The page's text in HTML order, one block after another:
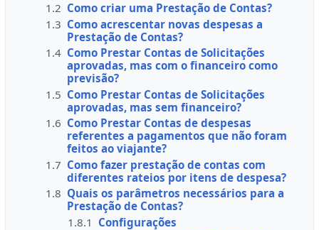
1.2 Como criar uma Prestação de Contas?
1.3 Como acrescentar novas despesas a
Prestação de Contas?
1.4 Como Prestar Contas de Solicitações
aprovadas, mas com o financeiro como
previsão?
1.5 Como Prestar Contas de Solicitações
aprovadas, mas sem financeiro?
1.6 Como Prestar Contas de despesas
referentes a pagamentos que não foram
feitos ao viajante?
1.7 Como fazer prestação de contas com
diferentes rateios por itens de despesa?
1.8 Quais os parâmetros necessários para a
Prestação de Contas?
1.8.1 Configurações